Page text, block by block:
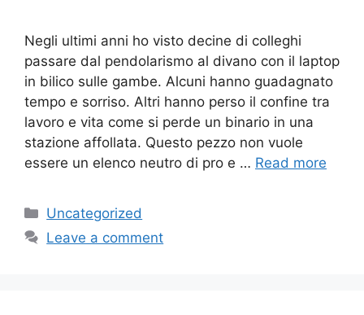
Negli ultimi anni ho visto decine di colleghi
passare dal pendolarismo al divano con il laptop
in bilico sulle gambe. Alcuni hanno guadagnato
tempo e sorriso. Altri hanno perso il confine tra
lavoro e vita come si perde un binario in una
stazione affollata. Questo pezzo non vuole
essere un elenco neutro di pro e … Read more
Categories
Uncategorized
Leave a comment